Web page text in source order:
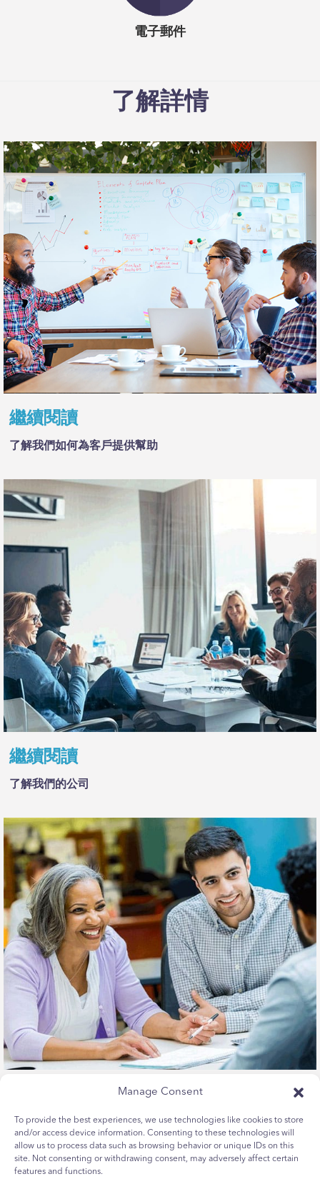
Manage Consent
To provide the best experiences, we use technologies like cookies to store
and/or access device information. Consenting to these technologies will
allow us to process data such as browsing behavior or unique IDs on this
site. Not consenting or withdrawing consent, may adversely affect certain
features and functions.
電子郵件
了解詳情
繼續閱讀
了解我們如何為客戶提供幫助
繼續閱讀
了解我們的公司
了解我們如何支持我們的社區